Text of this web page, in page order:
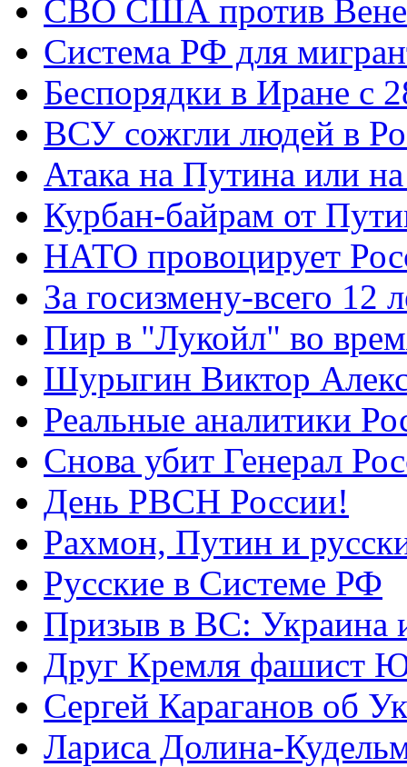
СВО США против
Система РФ для
Беспорядки в Иране с
ВСУ сожгли людей в
Атака на Путина или
Курбан-байрам от
НАТО провоцирует
За госизмену-всего 12
Пир в "Лукойл" во
Шурыгин Виктор
Реальные аналитики
Снова убит Генерал
День РВСН России!
Рахмон, Путин и
Русские в Системе РФ
Призыв в ВС: Украина
Друг Кремля фашист
Сергей Караганов об
Лариса Долина-